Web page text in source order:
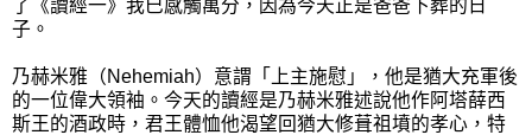
了《讀經一》我巳感觸萬分，因為今天正是爸爸下葬的日
子。
乃赫米雅（Nehemiah）意謂「上主施慰」，他是猶大充軍後
的一位偉大領袖。今天的讀經是乃赫米雅述說他作阿塔薛西
斯王的酒政時，君王體恤他渴望回猶大修葺祖墳的孝心，特